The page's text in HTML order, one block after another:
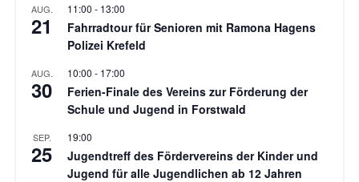
AUG.
21
11:00 - 13:00
Fahrradtour für Senioren mit Ramona Hagens
Polizei Krefeld
AUG.
30
10:00 - 17:00
Ferien-Finale des Vereins zur Förderung der
Schule und Jugend in Forstwald
SEP.
25
19:00
Jugendtreff des Fördervereins der Kinder und
Jugend für alle Jugendlichen ab 12 Jahren